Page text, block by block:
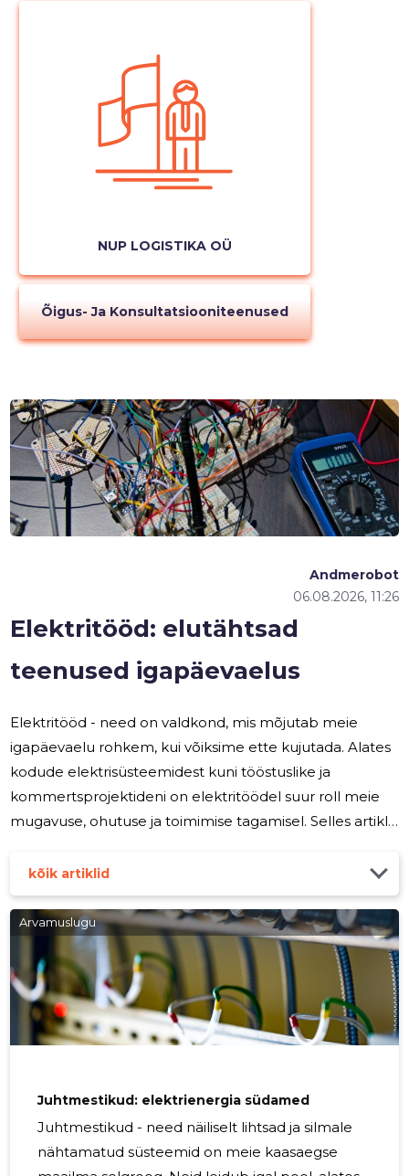
NUP LOGISTIKA OÜ
Õigus- Ja Konsultatsiooniteenused
Elektritööd: elutähtsad
teenused igapäevaelus
06.08.2026, 11:26
Andmerobot
Elektritööd - need on valdkond, mis mõjutab meie
igapäevaelu rohkem, kui võiksime ette kujutada. Alates
kodude elektrisüsteemidest kuni tööstuslike ja
kommertsprojektideni on elektritöödel suur roll meie
mugavuse, ohutuse ja toimimise tagamisel. Selles artiklis
mõista nende tähtsust ja mida peaksime nende kohta
teadma. Elektritööd hõlmavad kõike, mis on seotud
elektrisüsteemide paigaldamise, hooldamise ja
remondiga. See hõlmab kodude ja ärihoonete
elektrisüsteeme, tänavavalgustust, elektrivõrke ning
tööstuslikke elektrilisi seadmeid ja masinaid.
kõik artiklid
Arvamuslugu
Juhtmestikud: elektrienergia südamed
Juhtmestikud - need näiliselt lihtsad ja silmale
nähtamatud süsteemid on meie kaasaegse